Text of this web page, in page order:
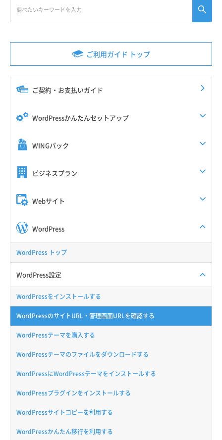
ご利用ガイド トップ
ご契約・お支払いガイド
WordPressかんたんセットアップ
WINGパック
ビジネスプラン
Webサイト
WordPress
WordPress トップ
WordPress設定
WordPressをインストールする
WordPressのサイトURL・管理画面URLを確認する
WordPressテーマを購入する
WordPressテーマのファイルをダウンロードする
WordPressにWordPressテーマをインストールする
WordPressプラグインをインストールする
WordPressサイトコピーを利用する
WordPressかんたん移行を利用する